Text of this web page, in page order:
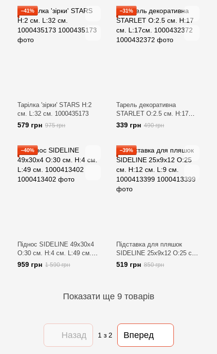
−41%
Тарілка 'зірки' STARS H:2
см. L:32 см. 1000435173
579 грн 975 грн
−31%
Тарель декоративна
STARLET O:2.5 см. H:17
см. L:17см. 1000432372
339 грн 490 грн
−40%
Піднос SIDELINE 49x30x4
O:30 см. H:4 см. L:49 см.
1000413402
959 грн 1 590 грн
−39%
Підставка для пляшок
SIDELINE 25x9x12 O:25 см.
H:12 см. L:9 см. 1000413399
519 грн 850 грн
Показати ще 9 товарів
Назад 1 з 2 Вперед